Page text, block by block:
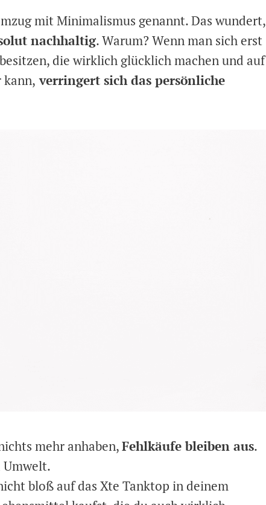
mit Minimalismus genannt. Das wundert,
nachhaltig. Warum? Wenn man sich erst
die wirklich glücklich machen und auf
kann, verringert sich das persönliche
mehr anhaben,Fehlkäufe bleiben aus.
Umwelt.
bloß auf das Xte Tanktop in deinem